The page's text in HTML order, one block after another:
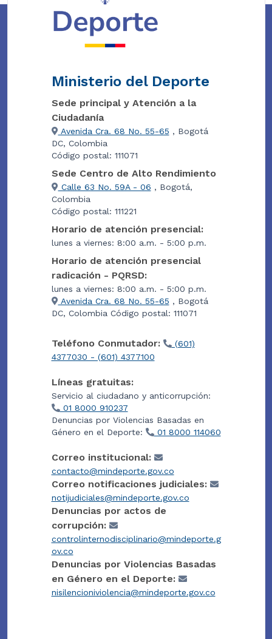
Ministerio del Deporte
Sede principal y Atención a la
Ciudadanía
Avenida Cra. 68 No. 55-65 , Bogotá
DC, Colombia
Código postal: 111071
Sede Centro de Alto Rendimiento
Calle 63 No. 59A - 06 , Bogotá,
Colombia
Código postal: 111221
Horario de atención presencial:
lunes a viernes: 8:00 a.m. - 5:00 p.m.
Horario de atención presencial
radicación - PQRSD:
lunes a viernes: 8:00 a.m. - 5:00 p.m.
Avenida Cra. 68 No. 55-65 , Bogotá
DC, Colombia Código postal: 111071
Teléfono Conmutador:
(601)
4377030 - (601) 4377100
Líneas gratuitas:
Servicio al ciudadano y anticorrupción:
01 8000 910237
Denuncias por Violencias Basadas en
Género en el Deporte:
01 8000 114060
Correo institucional:
contacto@mindeporte.gov.co
Correo notificaciones judiciales:
notijudiciales@mindeporte.gov.co
Denuncias por actos de
corrupción:
controlinternodisciplinario@mindeporte.g
ov.co
Denuncias por Violencias Basadas
en Género en el Deporte:
nisilencioniviolencia@mindeporte.gov.co